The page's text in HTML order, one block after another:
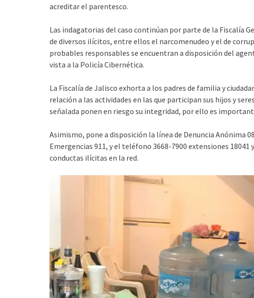
acreditar el parentesco.
Las indagatorias del caso continúan por parte de la Fiscalía
de diversos ilícitos, entre ellos el narcomenudeo y el de
probables responsables se encuentran a disposición del
vista a la Policía Cibernética.
La Fiscalía de Jalisco exhorta a los padres de familia y
relación a las actividades en las que participan sus hijos y
señalada ponen en riesgo su integridad, por ello es
Asimismo, pone a disposición la línea de Denuncia Anónima
Emergencias 911, y el teléfono 3668-7900 extensiones
conductas ilícitas en la red.